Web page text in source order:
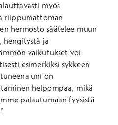
myös
riippumattoman
hermosto säätelee muun
hengitystä ja
vaikutukset voi
esimerkiksi sykkeen
uni on
helpompaa, mikä
palautumaan fyysistä